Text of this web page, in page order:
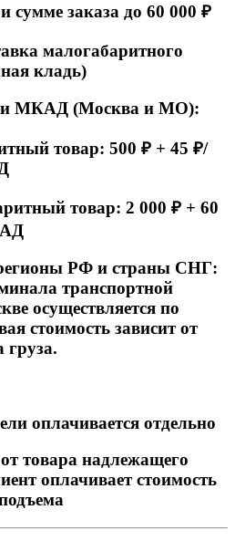
сумме заказа до 60 000 ₽
малогабаритного
кладь)
МКАД (Москва и МО):
товар: 500 ₽ + 45 ₽/
товар: 2 000 ₽ + 60
РФ и страны СНГ:
транспортной
осуществляется по
стоимость зависит от
груза.
оплачивается отдельно
товара надлежащего
оплачивает стоимость